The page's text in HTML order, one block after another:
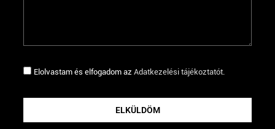
Elolvastam és elfogadom az Adatkezelési tájékoztatót.
ELKÜLDÖM